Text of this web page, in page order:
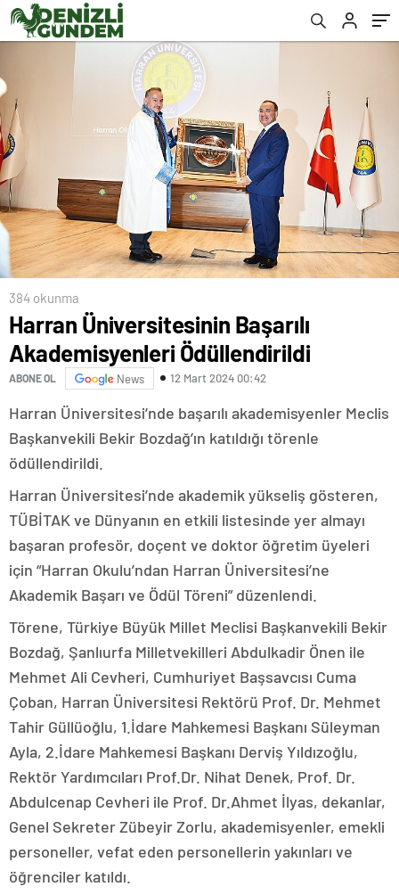
384 okunma
Harran Üniversitesinin Başarılı
Akademisyenleri Ödüllendirildi
ABONE OL News 12 Mart 2024 00:42
Harran Üniversitesi’nde başarılı akademisyenler Meclis
Başkanvekili Bekir Bozdağ’ın katıldığı törenle
ödüllendirildi.
Harran Üniversitesi’nde akademik yükseliş gösteren,
TÜBİTAK ve Dünyanın en etkili listesinde yer almayı
başaran profesör, doçent ve doktor öğretim üyeleri
için “Harran Okulu’ndan Harran Üniversitesi’ne
Akademik Başarı ve Ödül Töreni” düzenlendi.
Törene, Türkiye Büyük Millet Meclisi Başkanvekili Bekir
Bozdağ, Şanlıurfa Milletvekilleri Abdulkadir Önen ile
Mehmet Ali Cevheri, Cumhuriyet Başsavcısı Cuma
Çoban, Harran Üniversitesi Rektörü Prof. Dr. Mehmet
Tahir Güllüoğlu, 1.İdare Mahkemesi Başkanı Süleyman
Ayla, 2.İdare Mahkemesi Başkanı Derviş Yıldızoğlu,
Rektör Yardımcıları Prof.Dr. Nihat Denek, Prof. Dr.
Abdulcenap Cevheri ile Prof. Dr.Ahmet İlyas, dekanlar,
Genel Sekreter Zübeyir Zorlu, akademisyenler, emekli
personeller, vefat eden personellerin yakınları ve
öğrenciler katıldı.